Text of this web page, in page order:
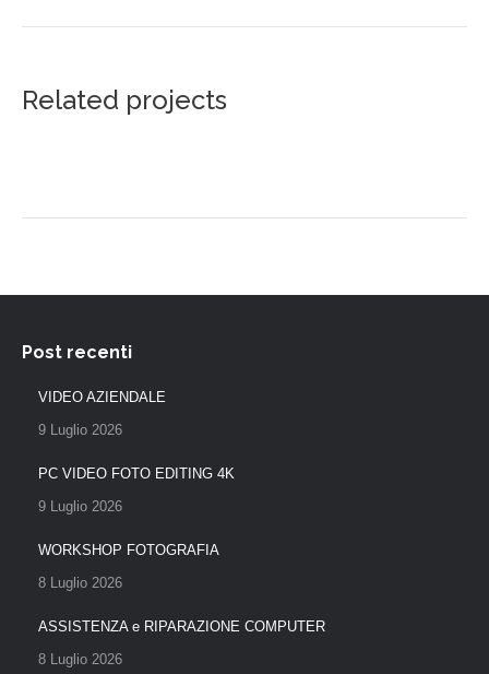
Related projects
Post recenti
VIDEO AZIENDALE
9 Luglio 2026
PC VIDEO FOTO EDITING 4K
9 Luglio 2026
WORKSHOP FOTOGRAFIA
8 Luglio 2026
ASSISTENZA e RIPARAZIONE COMPUTER
8 Luglio 2026